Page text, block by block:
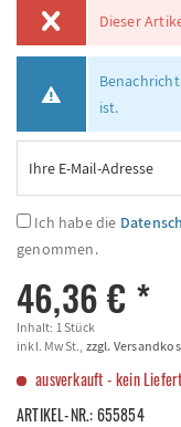
Dieser
ist.
Ich habe die
genommen.
46,36 € *
Inhalt: 1 Stück
inkl. MwSt., zzgl.
ausverkauft - kein
ARTIKEL-NR.:655854